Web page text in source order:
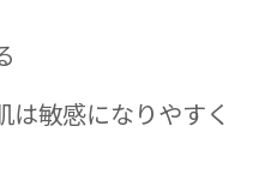
は敏感になりやすく